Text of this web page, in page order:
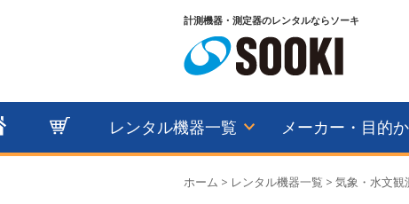
計測機器・測定器のレンタルならソーキ
レンタル機器一覧 メーカー・目的
ホーム > レンタル機器一覧 > 気象・水文観